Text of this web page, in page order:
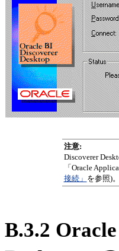
注意:
Discoverer
「Oracle
接続」 を参照)。
B.3.2